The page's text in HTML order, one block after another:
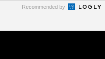
Recommended by